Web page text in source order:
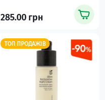
285.00 грн
ТОП ПРОДАЖІВ